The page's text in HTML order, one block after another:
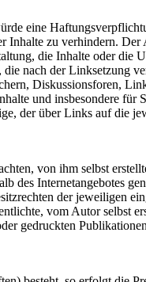
eine
zu verhindern.
die Inhalte oder die
nach der Linksetzung
Diskussionsforen,
und insbesondere für
der über Links auf die
von ihm selbst
des Internetangebotes
der jeweiligen
vom Autor selbst
gedruckten